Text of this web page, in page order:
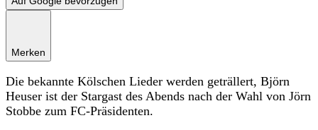
Merken
Die bekannte Kölschen Lieder werden geträllert, Björn
Heuser ist der Stargast des Abends nach der Wahl von Jörn
Stobbe zum FC-Präsidenten.